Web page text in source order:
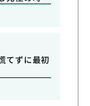
てずに最初